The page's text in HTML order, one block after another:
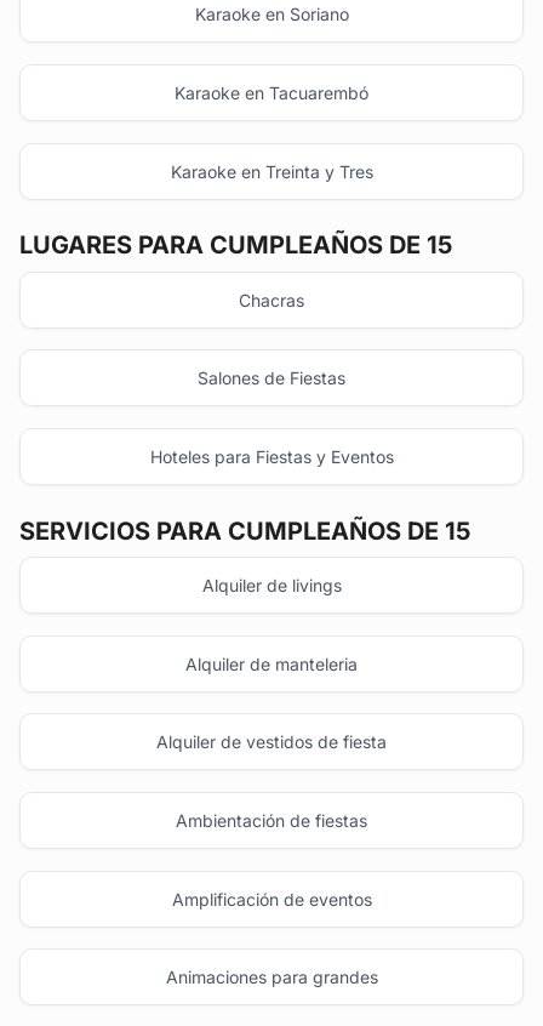
Karaoke en Soriano
Karaoke en Tacuarembó
Karaoke en Treinta y Tres
LUGARES PARA CUMPLEAÑOS DE 15
Chacras
Salones de Fiestas
Hoteles para Fiestas y Eventos
SERVICIOS PARA CUMPLEAÑOS DE 15
Alquiler de livings
Alquiler de manteleria
Alquiler de vestidos de fiesta
Ambientación de fiestas
Amplificación de eventos
Animaciones para grandes